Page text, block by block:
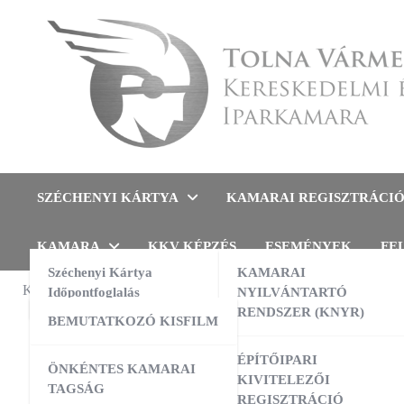
Tolna Vármegyei
SZÉCHENYI KÁRTYA
Széchenyi Kártya
Időpontfoglalás
KAMARAI REGISZTRÁCIÓ
KAMARAI
NYILVÁNTARTÓ
RENDSZER (KNYR)
ÉPÍTŐIPARI
KIVITELEZŐI
REGISZTRÁCIÓ
KAMARA
BEMUTATKOZÓ KISFILM
ÖNKÉNTES KAMARAI
TAGSÁG
KKV KÉPZÉS ESEMÉNYEK
« Összes
Ez
KAMARAI ESEMÉNYEK
AI a nyelvtanulás szolgálatában –
gyakorlati workshop